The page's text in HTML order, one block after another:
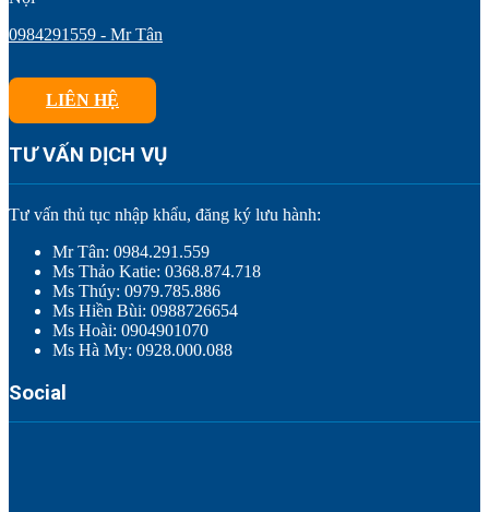
0984291559 - Mr Tân
LIÊN HỆ
TƯ VẤN DỊCH VỤ
Tư vấn thủ tục nhập khẩu, đăng ký lưu hành:
Mr Tân: 0984.291.559
Ms Thảo Katie: 0368.874.718
Ms Thúy: 0979.785.886
Ms Hiền Bùi: 0988726654
Ms Hoài: 0904901070
Ms Hà My: 0928.000.088
Social